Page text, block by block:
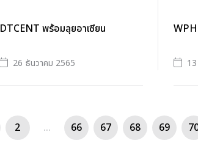
DTCENT พร้อมลุยอาเซียน
26 ธันวาคม 2565
2 ... 66 67 68 69